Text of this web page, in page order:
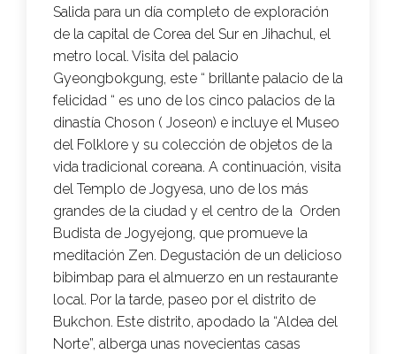
Salida para un día completo de exploración
de la capital de Corea del Sur en Jihachul, el
metro local. Visita del palacio
Gyeongbokgung, este “ brillante palacio de la
felicidad “ es uno de los cinco palacios de la
dinastía Choson ( Joseon) e incluye el Museo
del Folklore y su colección de objetos de la
vida tradicional coreana. A continuación, visita
del Templo de Jogyesa, uno de los más
grandes de la ciudad y el centro de la Orden
Budista de Jogyejong, que promueve la
meditación Zen. Degustación de un delicioso
bibimbap para el almuerzo en un restaurante
local. Por la tarde, paseo por el distrito de
Bukchon. Este distrito, apodado la “Aldea del
Norte”, alberga unas novecientas casas